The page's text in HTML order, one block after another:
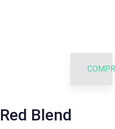
Red Blend